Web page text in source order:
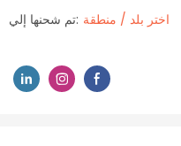
تم شحنها إلي: اختر بلد / منطقة